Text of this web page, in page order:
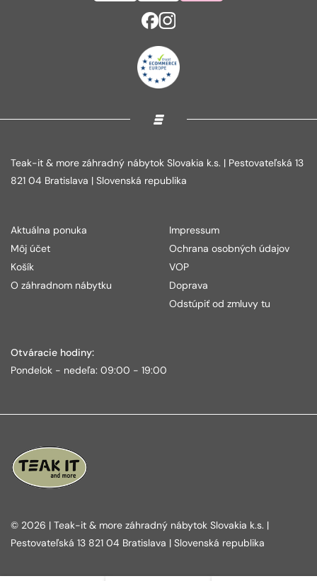
Teak-it & more záhradný nábytok Slovakia k.s. | Pestovateľská 13
821 04 Bratislava | Slovenská republika
Aktuálna ponuka
Môj účet
Košík
O záhradnom nábytku
Impressum
Ochrana osobných údajov
VOP
Doprava
Odstúpiť od zmluvy tu
Otváracie hodiny:
Pondelok - nedeľa: 09:00 - 19:00
© 2026 | Teak-it & more záhradný nábytok Slovakia k.s. |
Pestovateľská 13 821 04 Bratislava | Slovenská republika